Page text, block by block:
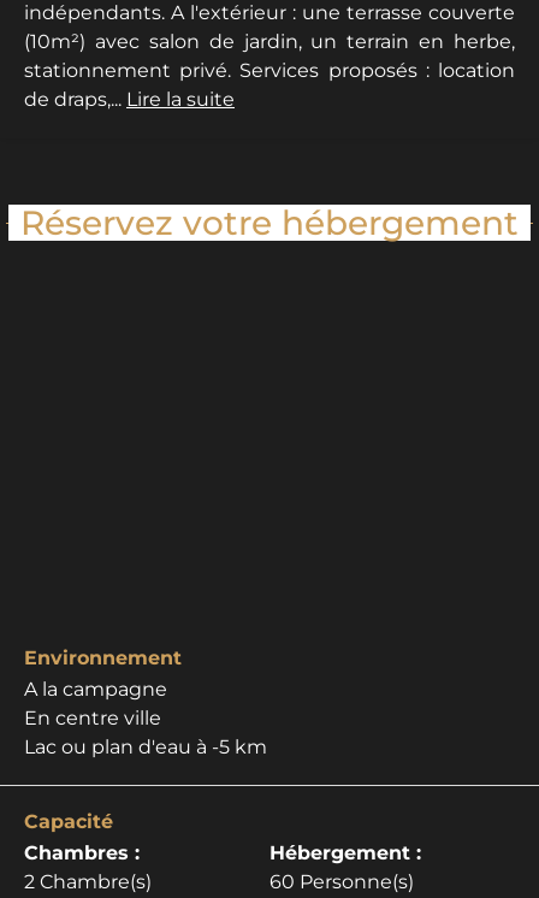
indépendants. A l'extérieur : une terrasse couverte
(10m²) avec salon de jardin, un terrain en herbe,
stationnement privé. Services proposés : location
de draps,... Lire la suite
Réservez votre hébergement
Environnement
A la campagne
En centre ville
Lac ou plan d'eau à -5 km
Capacité
Chambres :
2 Chambre(s)
Hébergement :
60 Personne(s)